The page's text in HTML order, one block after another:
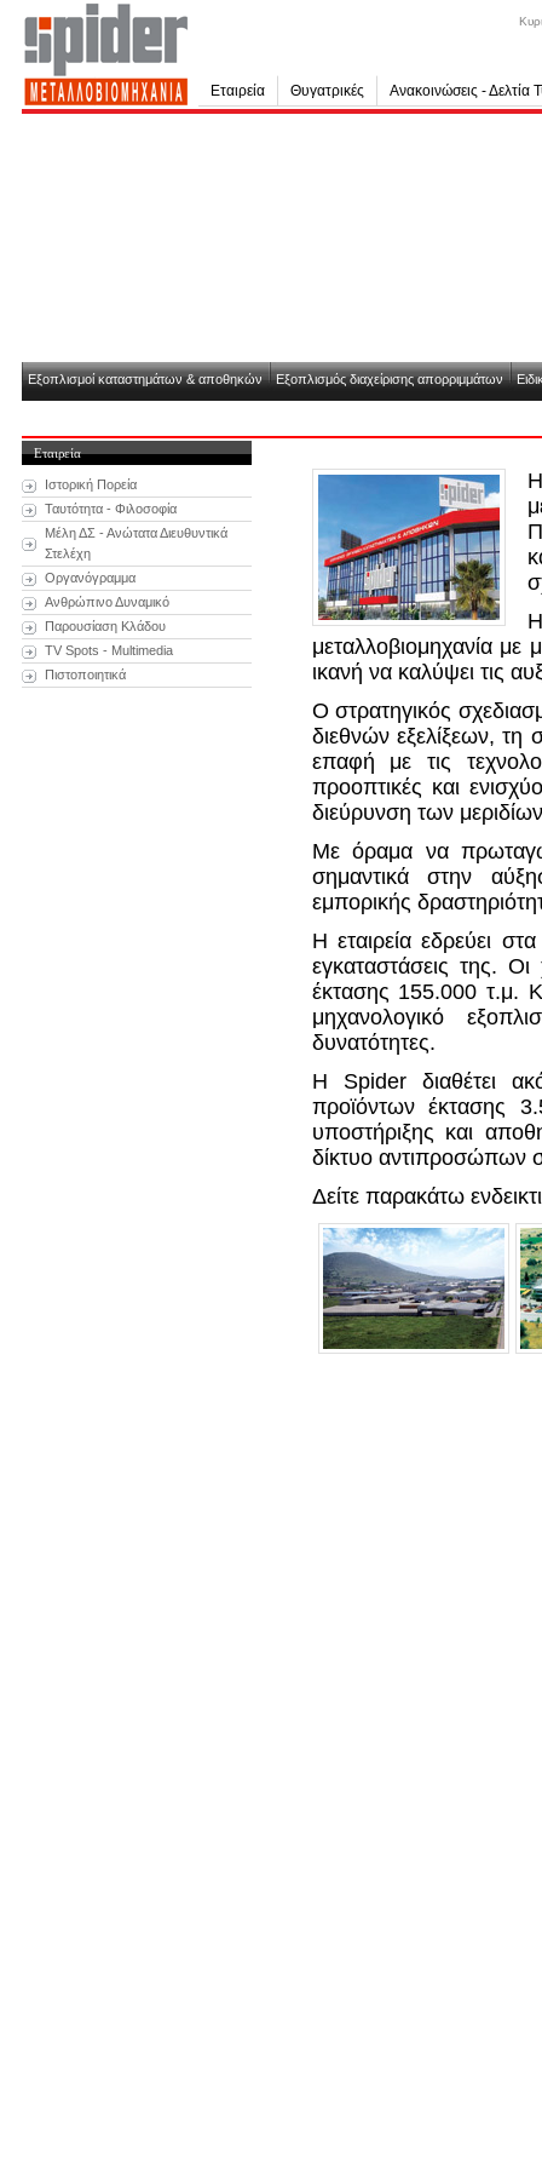
Εταιρεία Θυγατρικές Ανακοινώσεις - Δελτία
Εξοπλισμοί καταστημάτων & αποθηκών Εξοπλισμός διαχείρισης απορριμμάτων
Εταιρεία
Ιστορική Πορεία
Ταυτότητα - Φιλοσοφία
Μέλη ΔΣ - Ανώτατα Διευθυντικά
Στελέχη
Οργανόγραμμα
Ανθρώπινο Δυναμικό
Παρουσίαση Κλάδου
TV Spots - Multimedia
Πιστοποιητικά
μεταλλοβιομηχανία με
ικανή να καλύψει τις
Ο στρατηγικός
διεθνών εξελίξεων, τη
επαφή με τις
προοπτικές και
διεύρυνση των
Με όραμα να
σημαντικά στην
εμπορικής
Η εταιρεία εδρεύει
εγκαταστάσεις της.
έκτασης 155.000 τ.μ.
μηχανολογικό
δυνατότητες.
Η Spider διαθέτει
προϊόντων έκτασης
υποστήριξης και
δίκτυο αντιπροσώπων
Δείτε παρακάτω